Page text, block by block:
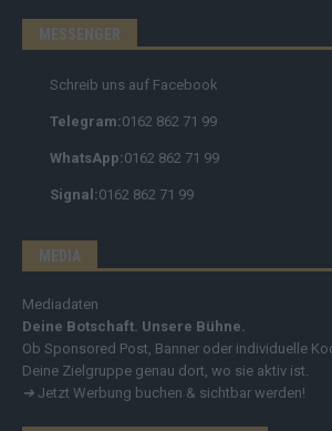
MESSENGER
Schreib uns auf Facebook
Telegram:0162 862 71 99
WhatsApp:0162 862 71 99
Signal:0162 862 71 99
MEDIA
Mediadaten
Deine Botschaft. Unsere Bühne.
Ob Sponsored Post, Banner oder individuelle
Deine Zielgruppe genau dort, wo sie aktiv ist.
➔ Jetzt Werbung buchen & sichtbar werden!